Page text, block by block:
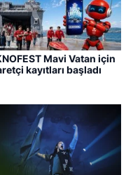
Mavi Vatan için
kayıtları başladı